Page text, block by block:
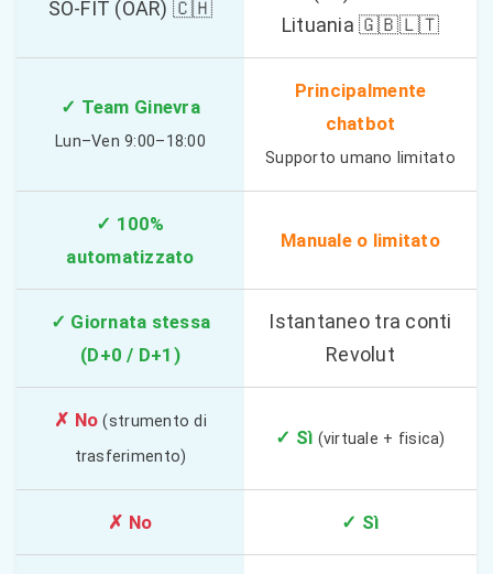
SO-FIT (OAR) 🇨🇭
Lituania 🇬🇧🇱🇹
✓ Team Ginevra
Lun–Ven 9:00–18:00
Principalmente
chatbot
Supporto umano limitato
✓ 100%
automatizzato
Manuale o limitato
✓ Giornata stessa
(D+0 / D+1)
Istantaneo tra conti
Revolut
✗ No (strumento di
trasferimento)
✓ Sì (virtuale + fisica)
✗ No ✓ Sì